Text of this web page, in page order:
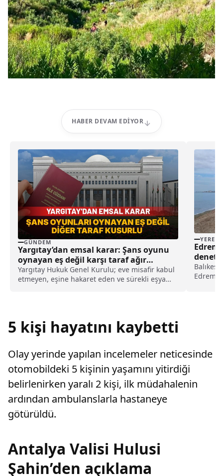
HABER DEVAM EDIYOR
GÜNDEM
Yargıtay’dan emsal karar: Şans oyunu
oynayan eş değil karşı taraf ağır
kusurlu sayıldı
Yargıtay Hukuk Genel Kurulu; eve misafir kabul
etmeyen, eşine hakaret eden ve sürekli eşya
YEREL
Edremit
5 kişi hayatını kaybetti
Olay yerinde yapılan incelemeler neticesinde
otomobildeki 5 kişinin yaşamını yitirdiği
belirlenirken yaralı 2 kişi, ilk müdahalenin
ardından ambulanslarla hastaneye
götürüldü.
Antalya Valisi Hulusi
Şahin’den açıklama